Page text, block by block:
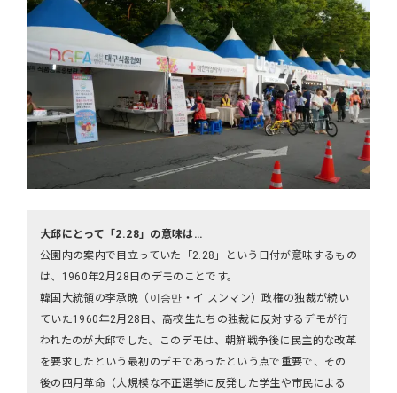
大邱にとって「2.28」の意味は…
公園内の案内で目立っていた「2.28」という日付が意味するもの
は、1960年2月28日のデモのことです。
韓国大統領の李承晩（이승만・イ スンマン）政権の独裁が続い
ていた1960年2月28日、高校生たちの独裁に反対するデモが行
われたのが大邱でした。このデモは、朝鮮戦争後に民主的な改革
を要求したという最初のデモであったという点で重要で、その
後の四月革命（大規模な不正選挙に反発した学生や市民による